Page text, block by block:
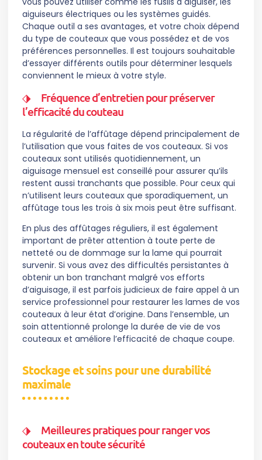
aiguiseurs électriques ou les systèmes guidés.
Chaque outil a ses avantages, et votre choix dépend
du type de couteaux que vous possédez et de vos
préférences personnelles. Il est toujours souhaitable
d’essayer différents outils pour déterminer lesquels
conviennent le mieux à votre style.
Fréquence d’entretien pour préserver
l’efficacité du couteau
La régularité de l’affûtage dépend principalement de
l’utilisation que vous faites de vos couteaux. Si vos
couteaux sont utilisés quotidiennement, un
aiguisage mensuel est conseillé pour assurer qu’ils
restent aussi tranchants que possible. Pour ceux qui
n’utilisent leurs couteaux que sporadiquement, un
affûtage tous les trois à six mois peut être suffisant.
En plus des affûtages réguliers, il est également
important de prêter attention à toute perte de
netteté ou de dommage sur la lame qui pourrait
survenir. Si vous avez des difficultés persistantes à
obtenir un bon tranchant malgré vos efforts
d’aiguisage, il est parfois judicieux de faire appel à un
service professionnel pour restaurer les lames de vos
couteaux à leur état d’origine. Dans l’ensemble, un
soin attentionné prolonge la durée de vie de vos
couteaux et améliore l’efficacité de chaque coupe.
Stockage et soins pour une durabilité
maximale
Meilleures pratiques pour ranger vos
couteaux en toute sécurité